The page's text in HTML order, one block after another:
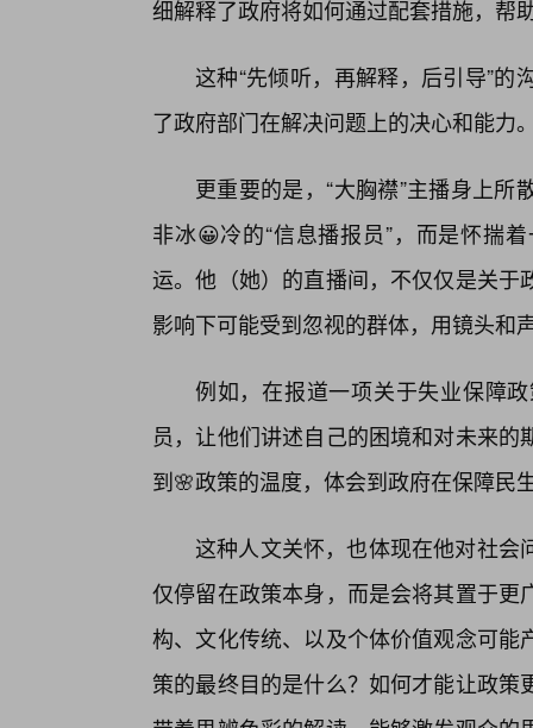
细解释了政府将如何通过配套措施，帮
这种“先倾听，再解释，后引导”
了政府部门在解决问题上的决心和能力
更重要的是，“大胸襟”主播身上
非冰😀冷的“信息播报员”，而是怀揣
运。他（她）的直播间，不仅仅是关
影响下可能受到忽视的群体，用镜头和
例如，在报道一项关于失业保障
员，让他们讲述自己的困境和对未来
到🌸政策的温度，体会到政府在保障民
这种人文关怀，也体现在他对社
仅停留在政策本身，而是会将其置于
构、文化传统、以及个体价值观念可
策的最终目的是什么？如何才能让政